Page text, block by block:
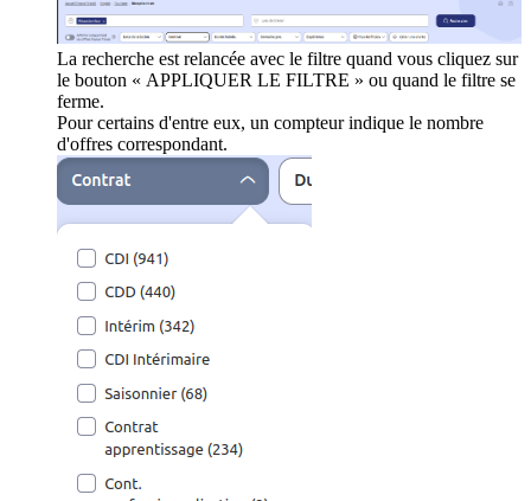
La recherche est relancée avec le filtre quand vous cliquez sur
le bouton « APPLIQUER LE FILTRE » ou quand le filtre se
ferme.
Pour certains d'entre eux, un compteur indique le nombre
d'offres correspondant.